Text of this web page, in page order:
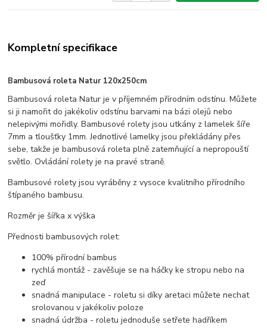
Kompletní specifikace
Bambusová roleta Natur 120x250cm
Bambusová roleta Natur je v příjemném přírodním odstínu. Můžete
si ji namořit do jakékoliv odstínu barvami na bázi olejů nebo
nelepivými mořidly. Bambusové rolety jsou utkány z lamelek šíře
7mm a tloušťky 1mm. Jednotlivé lamelky jsou překládány přes
sebe, takže je bambusová roleta plně zatemňující a nepropouští
světlo. Ovládání rolety je na pravé straně.
Bambusové rolety jsou vyráběny z vysoce kvalitního přírodního
štípaného bambusu.
Rozměr je šířka x výška
Přednosti bambusových rolet:
100% přírodní bambus
rychlá montáž - zavěšuje se na háčky ke stropu nebo na
zeď
snadná manipulace - roletu si díky aretaci můžete nechat
srolovanou v jakékoliv poloze
snadná údržba - roletu jednoduše setřete hadříkem